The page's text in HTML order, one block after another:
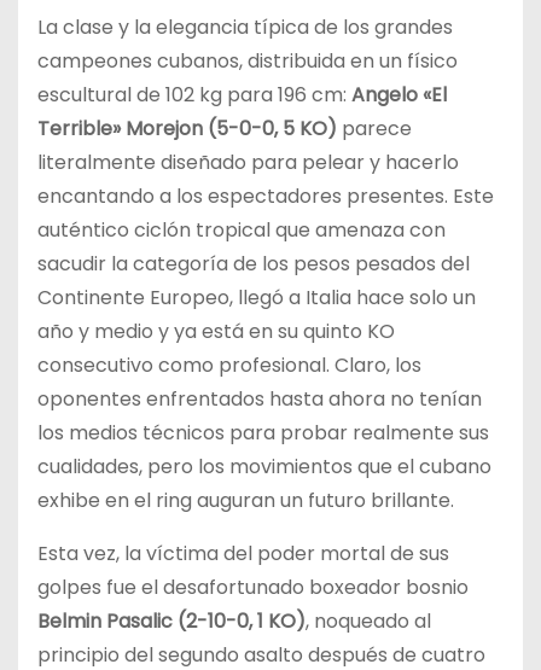
La clase y la elegancia típica de los grandes
campeones cubanos, distribuida en un físico
escultural de 102 kg para 196 cm: Angelo «El
Terrible» Morejon (5-0-0, 5 KO) parece
literalmente diseñado para pelear y hacerlo
encantando a los espectadores presentes. Este
auténtico ciclón tropical que amenaza con
sacudir la categoría de los pesos pesados del
Continente Europeo, llegó a Italia hace solo un
año y medio y ya está en su quinto KO
consecutivo como profesional. Claro, los
oponentes enfrentados hasta ahora no tenían
los medios técnicos para probar realmente sus
cualidades, pero los movimientos que el cubano
exhibe en el ring auguran un futuro brillante.
Esta vez, la víctima del poder mortal de sus
golpes fue el desafortunado boxeador bosnio
Belmin Pasalic (2-10-0, 1 KO), noqueado al
principio del segundo asalto después de cuatro